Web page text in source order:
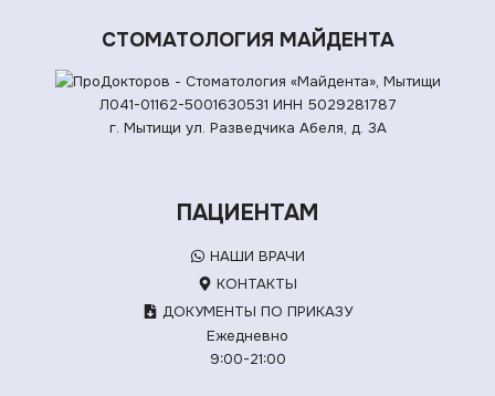
СТОМАТОЛОГИЯ МАЙДЕНТА
Л041-01162-5001630531 ИНН 5029281787
г. Мытищи ул. Разведчика Абеля, д. 3А
ПАЦИЕНТАМ
НАШИ ВРАЧИ
КОНТАКТЫ
ДОКУМЕНТЫ ПО ПРИКАЗУ
Ежедневно
9:00-21:00